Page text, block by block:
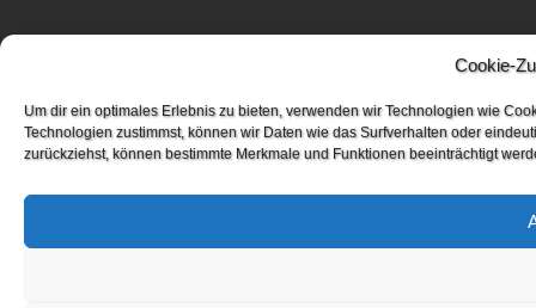
Cookie-
Um dir ein optimales Erlebnis zu bieten, verwenden wir Technologien wie
Technologien zustimmst, können wir Daten wie das Surfverhalten oder
zurückziehst, können bestimmte Merkmale und Funktionen beeinträchtigt